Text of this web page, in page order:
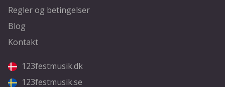
Regler og betingelser
Blog
Kontakt
123festmusik.dk
123festmusik.se